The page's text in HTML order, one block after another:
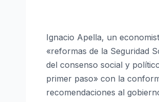
Ignacio Apella, un
«reformas de la Seguridad
del consenso social y
primer paso» con la
recomendaciones al